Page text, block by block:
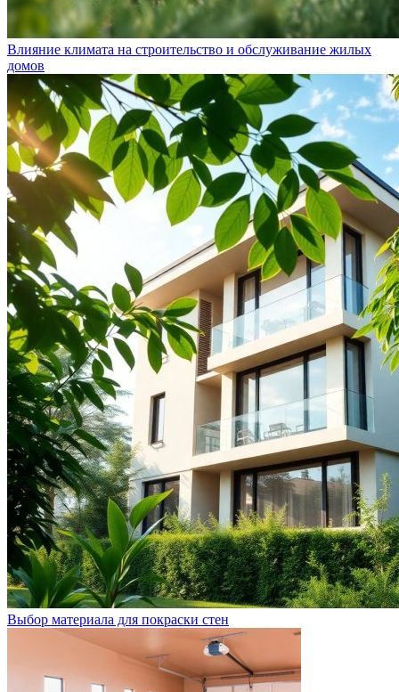
Влияние климата на строительство и обслуживание жилых
домов
Выбор материала для покраски стен